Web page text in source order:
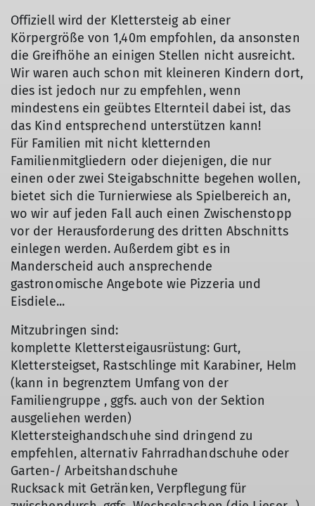
Offiziell wird der Klettersteig ab einer
Körpergröße von 1,40m empfohlen, da ansonsten
die Greifhöhe an einigen Stellen nicht ausreicht.
Wir waren auch schon mit kleineren Kindern dort,
dies ist jedoch nur zu empfehlen, wenn
mindestens ein geübtes Elternteil dabei ist, das
das Kind entsprechend unterstützen kann!
Für Familien mit nicht kletternden
Familienmitgliedern oder diejenigen, die nur
einen oder zwei Steigabschnitte begehen wollen,
bietet sich die Turnierwiese als Spielbereich an,
wo wir auf jeden Fall auch einen Zwischenstopp
vor der Herausforderung des dritten Abschnitts
einlegen werden. Außerdem gibt es in
Manderscheid auch ansprechende
gastronomische Angebote wie Pizzeria und
Eisdiele...
Mitzubringen sind:
komplette Klettersteigausrüstung: Gurt,
Klettersteigset, Rastschlinge mit Karabiner, Helm
(kann in begrenztem Umfang von der
Familiengruppe , ggfs. auch von der Sektion
ausgeliehen werden)
Klettersteighandschuhe sind dringend zu
empfehlen, alternativ Fahrradhandschuhe oder
Garten-/ Arbeitshandschuhe
Rucksack mit Getränken, Verpflegung für